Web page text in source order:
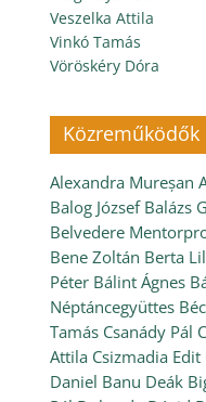
Veszelka Attila
Vinkó Tamás
Vöröskéry Dóra
Közreműködők
Alexandra Mureșan
Balog József Balázs
Belvedere
Bene Zoltán Berta
Péter Bálint Ágnes
Néptáncegyüttes
Tamás Csanády Pál
Attila Csizmadia Edit
Daniel Banu Deák